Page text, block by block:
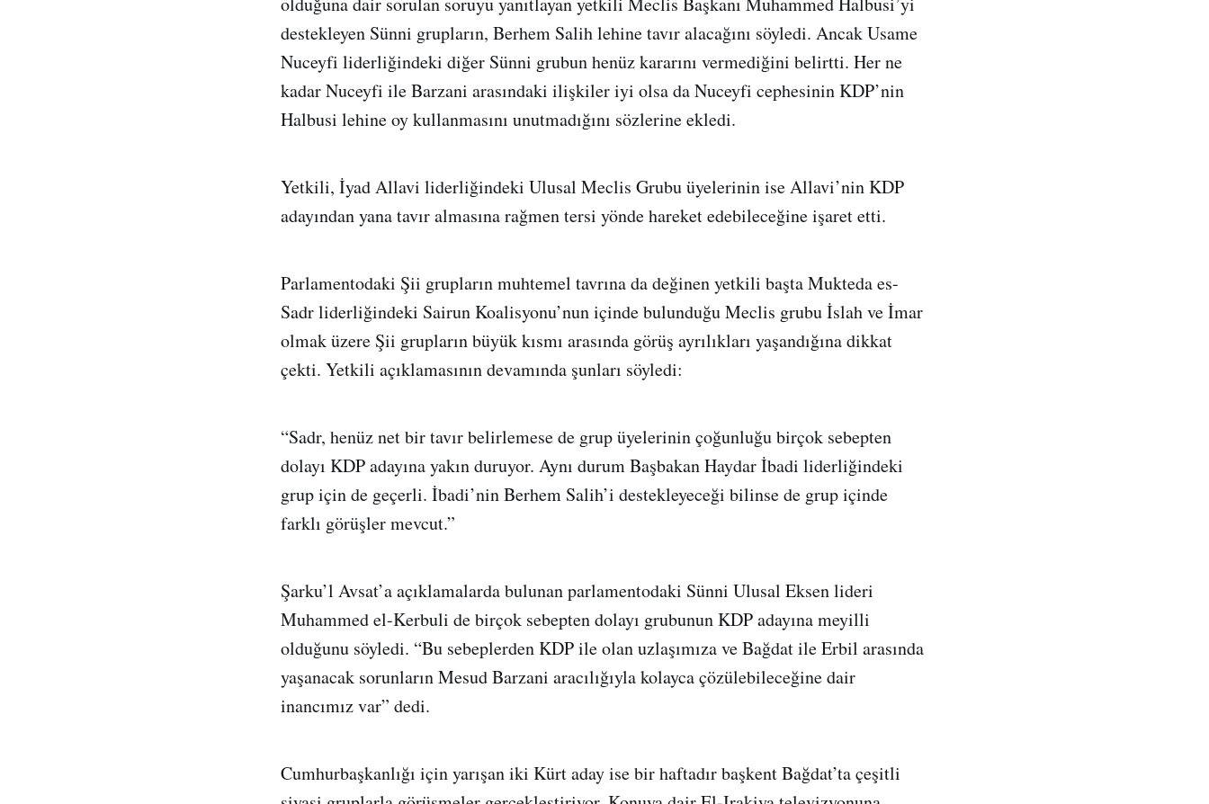
destekleyen Sünni grupların, Berhem Salih lehine tavır alacağını söyledi. Ancak Usame
Nuceyfi liderliğindeki diğer Sünni grubun henüz kararını vermediğini belirtti. Her ne
kadar Nuceyfi ile Barzani arasındaki ilişkiler iyi olsa da Nuceyfi cephesinin KDP’nin
Halbusi lehine oy kullanmasını unutmadığını sözlerine ekledi.
Yetkili, İyad Allavi liderliğindeki Ulusal Meclis Grubu üyelerinin ise Allavi’nin KDP
adayından yana tavır almasına rağmen tersi yönde hareket edebileceğine işaret etti.
Parlamentodaki Şii grupların muhtemel tavrına da değinen yetkili başta Mukteda es-
Sadr liderliğindeki Sairun Koalisyonu’nun içinde bulunduğu Meclis grubu İslah ve İmar
olmak üzere Şii grupların büyük kısmı arasında görüş ayrılıkları yaşandığına dikkat
çekti. Yetkili açıklamasının devamında şunları söyledi:
“Sadr, henüz net bir tavır belirlemese de grup üyelerinin çoğunluğu birçok sebepten
dolayı KDP adayına yakın duruyor. Aynı durum Başbakan Haydar İbadi liderliğindeki
grup için de geçerli. İbadi’nin Berhem Salih’i destekleyeceği bilinse de grup içinde
farklı görüşler mevcut.”
Şarku’l Avsat’a açıklamalarda bulunan parlamentodaki Sünni Ulusal Eksen lideri
Muhammed el-Kerbuli de birçok sebepten dolayı grubunun KDP adayına meyilli
olduğunu söyledi. “Bu sebeplerden KDP ile olan uzlaşımıza ve Bağdat ile Erbil arasında
yaşanacak sorunların Mesud Barzani aracılığıyla kolayca çözülebileceğine dair
inancımız var” dedi.
Cumhurbaşkanlığı için yarışan iki Kürt aday ise bir haftadır başkent Bağdat’ta çeşitli